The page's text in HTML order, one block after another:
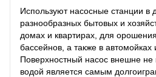
Используют насосные станции в
разнообразных бытовых и
домах и квартирах, для
бассейнов, а также в автомойках
Поверхностный насос внешне не
водой является самым